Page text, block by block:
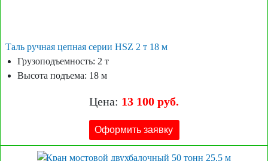
Таль ручная цепная серии HSZ 2 т 18 м
Грузоподъемность: 2 т
Высота подъема: 18 м
Цена: 13 100 руб.
Оформить заявку